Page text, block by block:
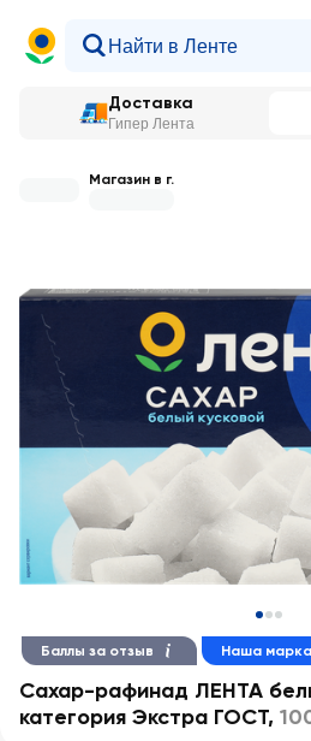
Доставка
Гипер Лента
Магазин в г.
Баллы за отзыв Наша марка
Сахар-рафинад ЛЕНТА
категория Экстра ГОСТ,